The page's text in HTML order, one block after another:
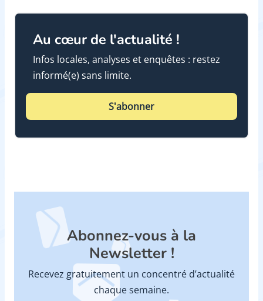
Au cœur de l'actualité !
Infos locales, analyses et enquêtes : restez
informé(e) sans limite.
S'abonner
Abonnez-vous à la
Newsletter !
Recevez gratuitement un concentré d’actualité
chaque semaine.